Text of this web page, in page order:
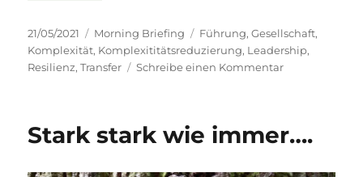
Veröffentlicht
am
21/05/2021 Kategorien
Morning Briefing Schlagwörter
Führung,Gesellschaft,
Komplexität, Komplexititätsreduzierung, Leadership,
Resilienz,Transfer Schreibe einen Kommentarzu
21.
Stark stark wie immer….